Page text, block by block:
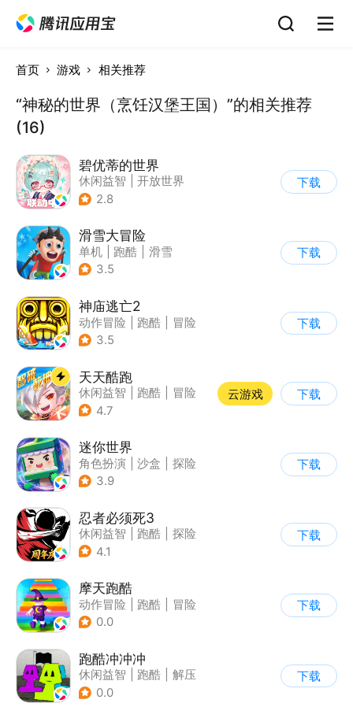
首页 游戏 相关推荐
“神秘的世界（烹饪汉堡王国）”的相关推荐
(16)
碧优蒂的世界
休闲益智
开放世界
| Q版
2.8
下载
滑雪大冒险
单机 跑酷
滑雪
| 游道易
3.5
下载
神庙逃亡2
动作冒险 跑酷
冒险
| 欧美风
3.5
下载
天天酷跑
休闲益智 跑酷
冒险
| 萌系
4.7
云游戏 下载
迷你世界
角色扮演 沙盒
探险
| 我的世界
3.9
下载
忍者必须死3
休闲益智 跑酷
探险
| 和风
4.1
下载
摩天跑酷
动作冒险 跑酷
冒险
| 横版过关
0.0
下载
跑酷冲冲冲
休闲益智 跑酷
解压
| 清新
0.0
下载